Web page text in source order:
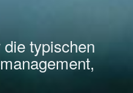
typischen